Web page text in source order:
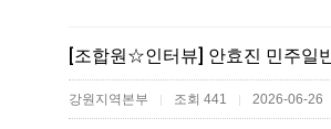
강원지역본부 | 조회 441 | 2026-06-26